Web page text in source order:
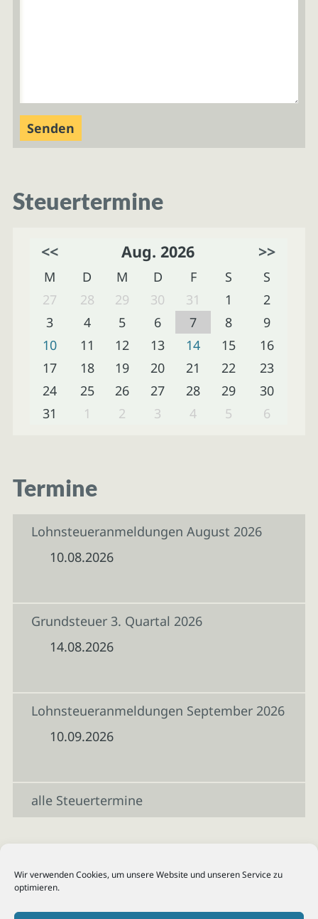
Wir verwenden Cookies, um unsere Website und unseren Service zu
optimieren.
Steuertermine
<< Aug. 2026 >>
M D M D F S
S
27
28 29 30 31 1
2
3
4 5 6 7 8
9
10
11 12 13 14 15
16
17
18 19 20 21 22
23
24
25 26 27 28 29
30
31
1 2 3 4 5 6
Termine
Lohnsteueranmeldungen August 2026
10.08.2026
Grundsteuer 3. Quartal 2026
14.08.2026
Lohnsteueranmeldungen September 2026
10.09.2026
alle Steuertermine